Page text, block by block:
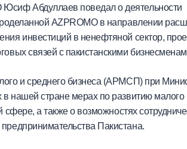
Абдуллаев поведал о деятельности
AZPROMO в направлении
инвестиций в ненефтяной сектор,
связей с пакистанскими
и среднего бизнеса (АРМСП) при
нашей стране мерах по развитию малого
сфере, а также о возможностях
Пакистана.